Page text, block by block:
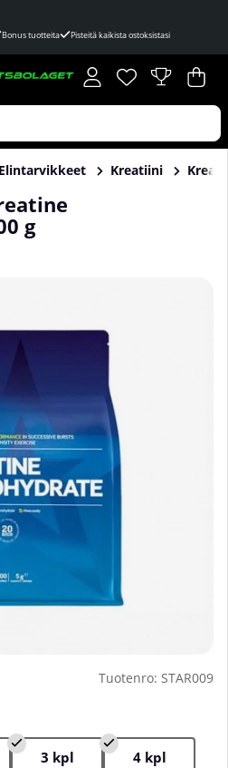
Bonus tuotteita Pisteitä kaikista ostoksistasi
Toivelista
Lukumäärä
. .
Kreatiini
g
Monohydrate, 500 g
määrä 9 Tuotenro: STAR009
3 kpl 4 kpl